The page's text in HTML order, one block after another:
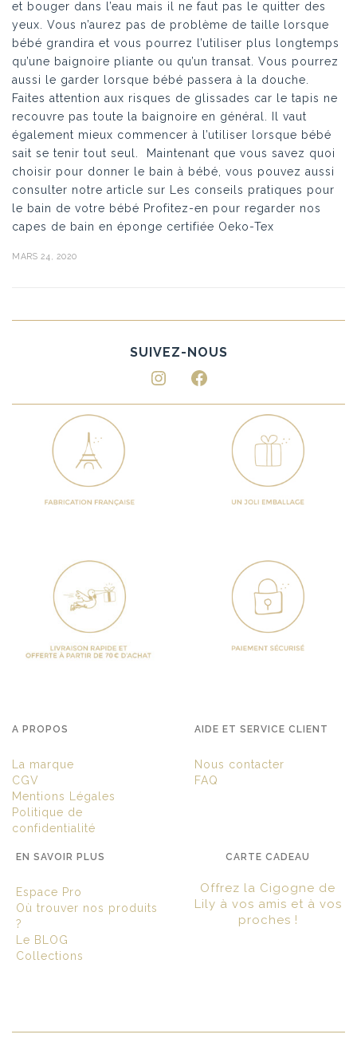
et bouger dans l’eau mais il ne faut pas le quitter des
yeux. Vous n’aurez pas de problème de taille lorsque
bébé grandira et vous pourrez l’utiliser plus longtemps
qu’une baignoire pliante ou qu’un transat. Vous pourrez
aussi le garder lorsque bébé passera à la douche.
Faites attention aux risques de glissades car le tapis ne
recouvre pas toute la baignoire en général. Il vaut
également mieux commencer à l’utiliser lorsque bébé
sait se tenir tout seul. Maintenant que vous savez quoi
choisir pour donner le bain à bébé, vous pouvez aussi
consulter notre article sur Les conseils pratiques pour
le bain de votre bébé Profitez-en pour regarder nos
capes de bain en éponge certifiée Oeko-Tex
MARS 24, 2020
Instagram Facebook
A PROPOS
La marque
CGV
Mentions Légales
Politique de
confidentialité
AIDE ET SERVICE CLIENT
Nous contacter
FAQ
EN SAVOIR PLUS
Espace Pro
Où trouver nos produits
?
Le BLOG
Collections
CARTE CADEAU
Offrez la Cigogne de
Lily à vos amis et à vos
proches !